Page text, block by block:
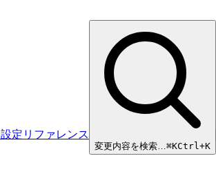
設定リファレンス
変更内容を検索…⌘KCtrl+K